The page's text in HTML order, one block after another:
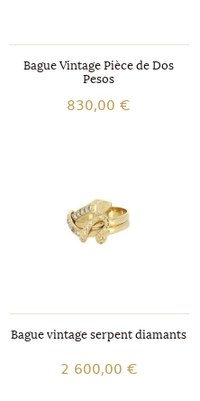
Bague Vintage Pièce de Dos
Pesos
830,00 €
Bague vintage serpent diamants
2 600,00 €